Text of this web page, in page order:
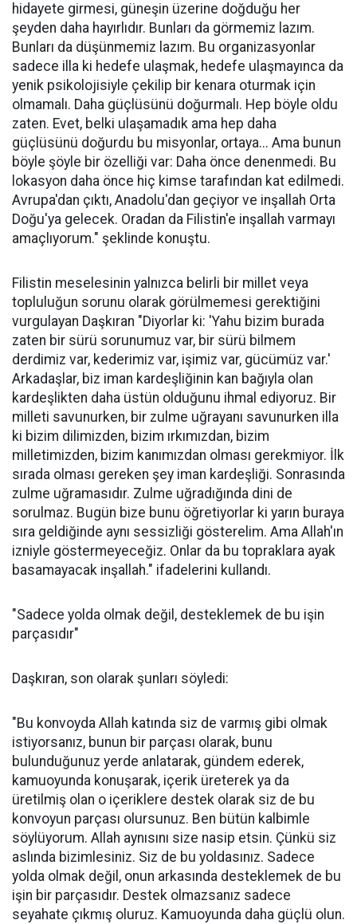
hidayete girmesi, güneşin üzerine doğduğu her
şeyden daha hayırlıdır. Bunları da görmemiz lazım.
Bunları da düşünmemiz lazım. Bu organizasyonlar
sadece illa ki hedefe ulaşmak, hedefe ulaşmayınca da
yenik psikolojisiyle çekilip bir kenara oturmak için
olmamalı. Daha güçlüsünü doğurmalı. Hep böyle oldu
zaten. Evet, belki ulaşamadık ama hep daha
güçlüsünü doğurdu bu misyonlar, ortaya... Ama bunun
böyle şöyle bir özelliği var: Daha önce denenmedi. Bu
lokasyon daha önce hiç kimse tarafından kat edilmedi.
Avrupa'dan çıktı, Anadolu'dan geçiyor ve inşallah Orta
Doğu'ya gelecek. Oradan da Filistin'e inşallah varmayı
amaçlıyorum." şeklinde konuştu.
Filistin meselesinin yalnızca belirli bir millet veya
topluluğun sorunu olarak görülmemesi gerektiğini
vurgulayan Daşkıran "Diyorlar ki: 'Yahu bizim burada
zaten bir sürü sorunumuz var, bir sürü bilmem
derdimiz var, kederimiz var, işimiz var, gücümüz var.'
Arkadaşlar, biz iman kardeşliğinin kan bağıyla olan
kardeşlikten daha üstün olduğunu ihmal ediyoruz. Bir
milleti savunurken, bir zulme uğrayanı savunurken illa
ki bizim dilimizden, bizim ırkımızdan, bizim
milletimizden, bizim kanımızdan olması gerekmiyor. İlk
sırada olması gereken şey iman kardeşliği. Sonrasında
zulme uğramasıdır. Zulme uğradığında dini de
sorulmaz. Bugün bize bunu öğretiyorlar ki yarın buraya
sıra geldiğinde aynı sessizliği gösterelim. Ama Allah'ın
izniyle göstermeyeceğiz. Onlar da bu topraklara ayak
basamayacak inşallah." ifadelerini kullandı.
"Sadece yolda olmak değil, desteklemek de bu işin
parçasıdır"
Daşkıran, son olarak şunları söyledi:
"Bu konvoyda Allah katında siz de varmış gibi olmak
istiyorsanız, bunun bir parçası olarak, bunu
bulunduğunuz yerde anlatarak, gündem ederek,
kamuoyunda konuşarak, içerik üreterek ya da
üretilmiş olan o içeriklere destek olarak siz de bu
konvoyun parçası olursunuz. Ben bütün kalbimle
söylüyorum. Allah aynısını size nasip etsin. Çünkü siz
aslında bizimlesiniz. Siz de bu yoldasınız. Sadece
yolda olmak değil, onun arkasında desteklemek de bu
işin bir parçasıdır. Destek olmazsanız sadece
seyahate çıkmış oluruz. Kamuoyunda daha güçlü olun.